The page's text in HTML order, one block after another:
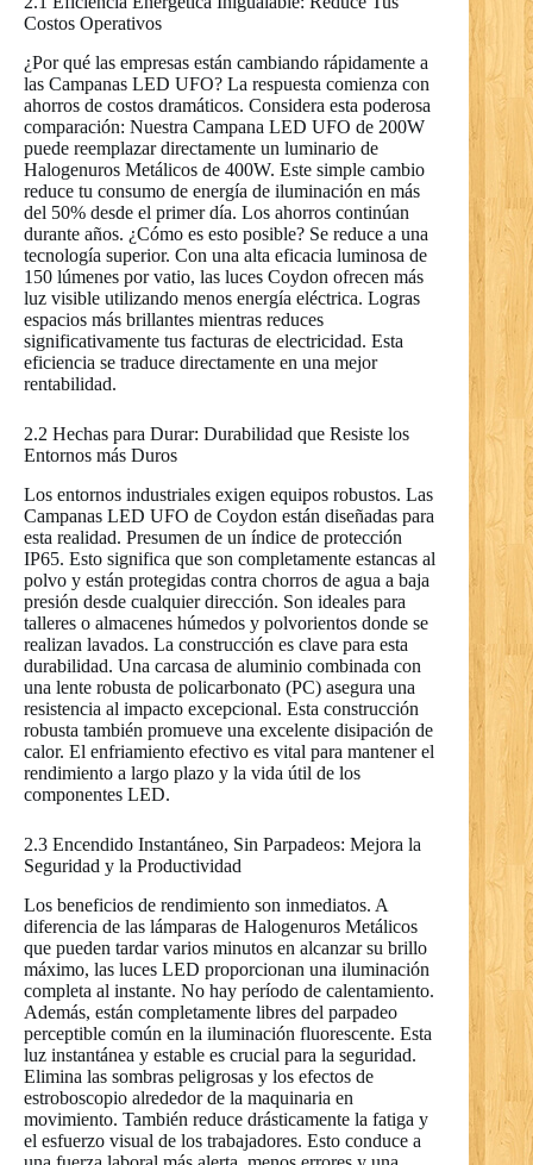
Costos Operativos
¿Por qué las empresas están cambiando rápidamente a
las Campanas LED UFO? La respuesta comienza con
ahorros de costos dramáticos. Considera esta poderosa
comparación: Nuestra Campana LED UFO de 200W
puede reemplazar directamente un luminario de
Halogenuros Metálicos de 400W. Este simple cambio
reduce tu consumo de energía de iluminación en más
del 50% desde el primer día. Los ahorros continúan
durante años. ¿Cómo es esto posible? Se reduce a una
tecnología superior. Con una alta eficacia luminosa de
150 lúmenes por vatio, las luces Coydon ofrecen más
luz visible utilizando menos energía eléctrica. Logras
espacios más brillantes mientras reduces
significativamente tus facturas de electricidad. Esta
eficiencia se traduce directamente en una mejor
rentabilidad.
2.2 Hechas para Durar: Durabilidad que Resiste los
Entornos más Duros
Los entornos industriales exigen equipos robustos. Las
Campanas LED UFO de Coydon están diseñadas para
esta realidad. Presumen de un índice de protección
IP65. Esto significa que son completamente estancas al
polvo y están protegidas contra chorros de agua a baja
presión desde cualquier dirección. Son ideales para
talleres o almacenes húmedos y polvorientos donde se
realizan lavados. La construcción es clave para esta
durabilidad. Una carcasa de aluminio combinada con
una lente robusta de policarbonato (PC) asegura una
resistencia al impacto excepcional. Esta construcción
robusta también promueve una excelente disipación de
calor. El enfriamiento efectivo es vital para mantener el
rendimiento a largo plazo y la vida útil de los
componentes LED.
2.3 Encendido Instantáneo, Sin Parpadeos: Mejora la
Seguridad y la Productividad
Los beneficios de rendimiento son inmediatos. A
diferencia de las lámparas de Halogenuros Metálicos
que pueden tardar varios minutos en alcanzar su brillo
máximo, las luces LED proporcionan una iluminación
completa al instante. No hay período de calentamiento.
Además, están completamente libres del parpadeo
perceptible común en la iluminación fluorescente. Esta
luz instantánea y estable es crucial para la seguridad.
Elimina las sombras peligrosas y los efectos de
estroboscopio alrededor de la maquinaria en
movimiento. También reduce drásticamente la fatiga y
el esfuerzo visual de los trabajadores. Esto conduce a